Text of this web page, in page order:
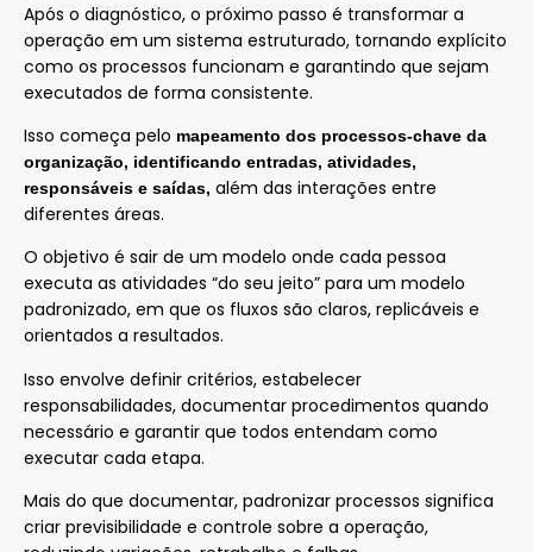
Após o diagnóstico, o próximo passo é transformar a
operação em um sistema estruturado, tornando explícito
como os processos funcionam e garantindo que sejam
executados de forma consistente.
Isso começa pelo mapeamento dos processos-chave da
organização, identificando entradas, atividades,
responsáveis e saídas, além das interações entre
diferentes áreas.
O objetivo é sair de um modelo onde cada pessoa
executa as atividades “do seu jeito” para um modelo
padronizado, em que os fluxos são claros, replicáveis e
orientados a resultados.
Isso envolve definir critérios, estabelecer
responsabilidades, documentar procedimentos quando
necessário e garantir que todos entendam como
executar cada etapa.
Mais do que documentar, padronizar processos significa
criar previsibilidade e controle sobre a operação,